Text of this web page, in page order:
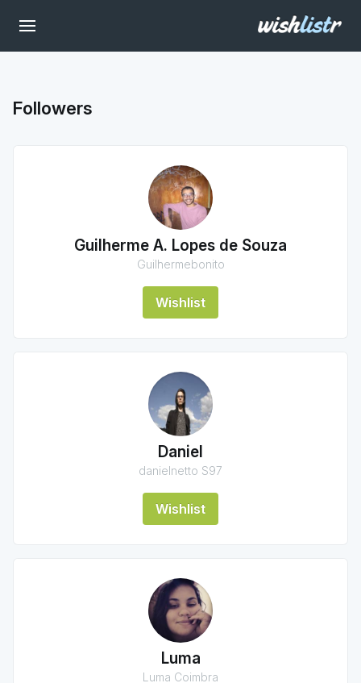
Followers
Guilherme A. Lopes de Souza
Guilhermebonito
Wishlist
Daniel
danielnetto S97
Wishlist
Luma
Luma Coimbra